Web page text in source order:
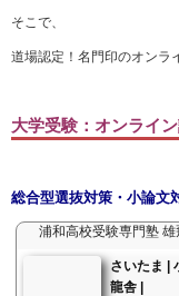
そこで、
道場認定！名門印のオンラ
大学受験：オンライ
総合型選抜対策・小論文
浦和高校受験専門塾
さいたま |
龍舎 |